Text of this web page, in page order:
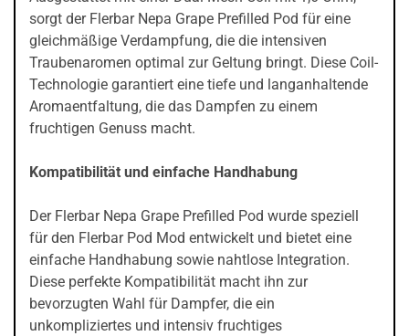
sorgt der Flerbar Nepa Grape Prefilled Pod für eine
gleichmäßige Verdampfung, die die intensiven
Traubenaromen optimal zur Geltung bringt. Diese Coil-
Technologie garantiert eine tiefe und langanhaltende
Aromaentfaltung, die das Dampfen zu einem
fruchtigen Genuss macht.
Kompatibilität und einfache Handhabung
Der Flerbar Nepa Grape Prefilled Pod wurde speziell
für den Flerbar Pod Mod entwickelt und bietet eine
einfache Handhabung sowie nahtlose Integration.
Diese perfekte Kompatibilität macht ihn zur
bevorzugten Wahl für Dampfer, die ein
unkompliziertes und intensiv fruchtiges